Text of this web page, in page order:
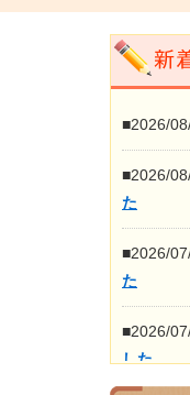
■2026/
■2026/
た
■2026/
た
■2026/
した